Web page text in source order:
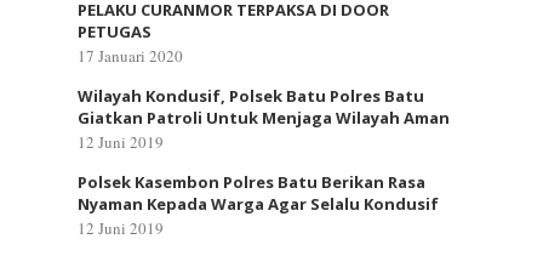
PELAKU CURANMOR TERPAKSA DI DOOR
PETUGAS
17 Januari 2020
Wilayah Kondusif, Polsek Batu Polres Batu
Giatkan Patroli Untuk Menjaga Wilayah Aman
12 Juni 2019
Polsek Kasembon Polres Batu Berikan Rasa
Nyaman Kepada Warga Agar Selalu Kondusif
12 Juni 2019